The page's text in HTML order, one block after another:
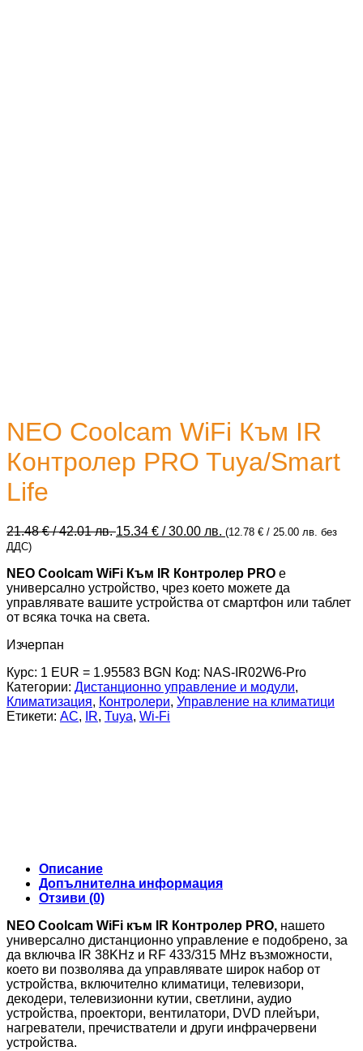
NEO Coolcam WiFi Към IR
Контролер PRO Tuya/Smart
Life
21.48€/ 42.01 лв.Original
21.48 €
/
42.01 лв..
15.34 € / 30.00 лв. Текущата
15.34 €
30.00 лв..
(12.78 € / 25.00 лв. без
ДДС)
NEO Coolcam WiFi Към IR Контролер PRO е
универсално устройство, чрез което можете да
управлявате вашите устройства от смартфон или таблет
от всяка точка на света.
Изчерпан
Курс: 1 EUR = 1.95583 BGN Код: NAS-IR02W6-Pro
Категории: Дистанционно управление и модули,
Климатизация, Контролери, Управление на климатици
Етикети: AC, IR, Tuya, Wi-Fi
Описание
Допълнителна информация
Отзиви (0)
NEO Coolcam WiFi към IR Контролер PRO, нашето
универсално дистанционно управление е подобрено, за
да включва IR 38KHz и RF 433/315 MHz възможности,
което ви позволява да управлявате широк набор от
устройства, включително климатици, телевизори,
декодери, телевизионни кутии, светлини, аудио
устройства, проектори, вентилатори, DVD плейъри,
нагреватели, пречистватели и други инфрачервени
устройства.